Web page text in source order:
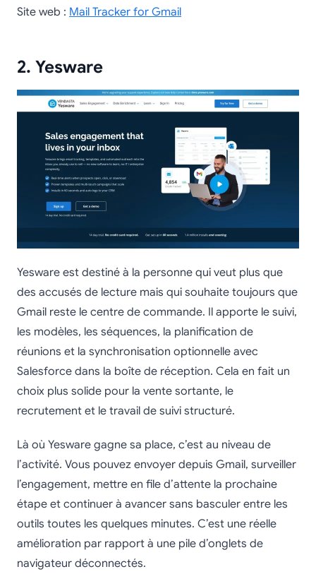
Site web : Mail Tracker for Gmail
2. Yesware
Yesware est destiné à la personne qui veut plus que
des accusés de lecture mais qui souhaite toujours que
Gmail reste le centre de commande. Il apporte le suivi,
les modèles, les séquences, la planification de
réunions et la synchronisation optionnelle avec
Salesforce dans la boîte de réception. Cela en fait un
choix plus solide pour la vente sortante, le
recrutement et le travail de suivi structuré.
Là où Yesware gagne sa place, c’est au niveau de
l’activité. Vous pouvez envoyer depuis Gmail, surveiller
l’engagement, mettre en file d’attente la prochaine
étape et continuer à avancer sans basculer entre les
outils toutes les quelques minutes. C’est une réelle
amélioration par rapport à une pile d’onglets de
navigateur déconnectés.